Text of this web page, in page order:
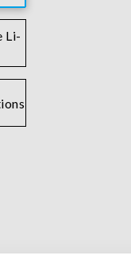
Li-